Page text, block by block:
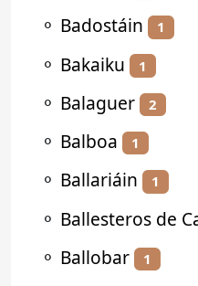
⚬ Badostáin 1
⚬ Bakaiku 1
⚬ Balaguer 2
⚬ Balboa 1
⚬ Ballariáin 1
⚬ Ballesteros de
⚬ Ballobar 1